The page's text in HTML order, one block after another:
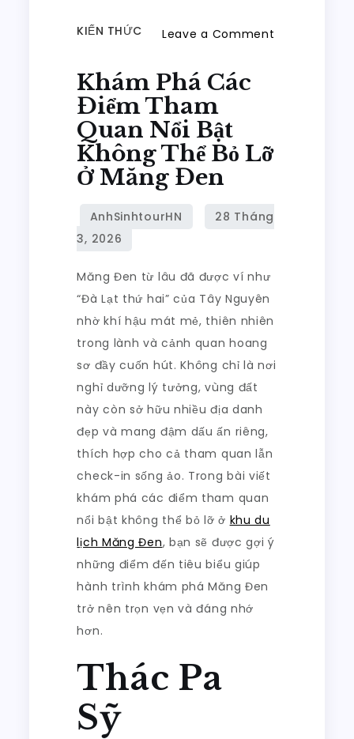
KIẾN THỨC
Leave a Comment
Khám
Phá
Các
Điểm
Tham
Quan
Nổi
Bật
Thể
Bỏ
Lỡ
Ở
Măng
Đen
Khám Phá Các
Điểm Tham
Quan Nổi Bật
Không Thể Bỏ Lỡ
Ở Măng Đen
Măng Đen từ lâu đã được ví như
“Đà Lạt thứ hai” của Tây Nguyên
nhờ khí hậu mát mẻ, thiên nhiên
trong lành và cảnh quan hoang
sơ đầy cuốn hút. Không chỉ là nơi
nghỉ dưỡng lý tưởng, vùng đất
này còn sở hữu nhiều địa danh
đẹp và mang đậm dấu ấn riêng,
thích hợp cho cả tham quan lẫn
check-in sống ảo. Trong bài viết
khám phá các điểm tham quan
nổi bật không thể bỏ lỡ ở khu du
lịch Măng Đen, bạn sẽ được gợi ý
những điểm đến tiêu biểu giúp
hành trình khám phá Măng Đen
trở nên trọn vẹn và đáng nhớ
hơn.
Thác Pa
Sỹ